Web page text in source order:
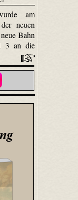
am
neuen
Bahn
3 an die